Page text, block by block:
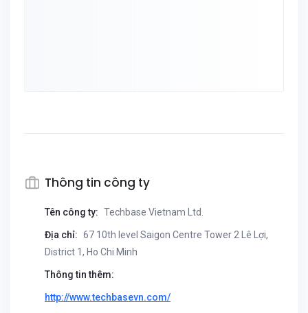
Thông tin công ty
Tên công ty: Techbase Vietnam Ltd.
Địa chỉ: 67 10th level Saigon Centre Tower 2 Lê Lợi,
District 1, Ho Chi Minh
Thông tin thêm:
http://www.techbasevn.com/